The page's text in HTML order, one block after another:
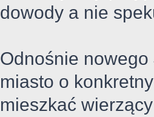
dowody a nie
Odnośnie
miasto o
mieszkać